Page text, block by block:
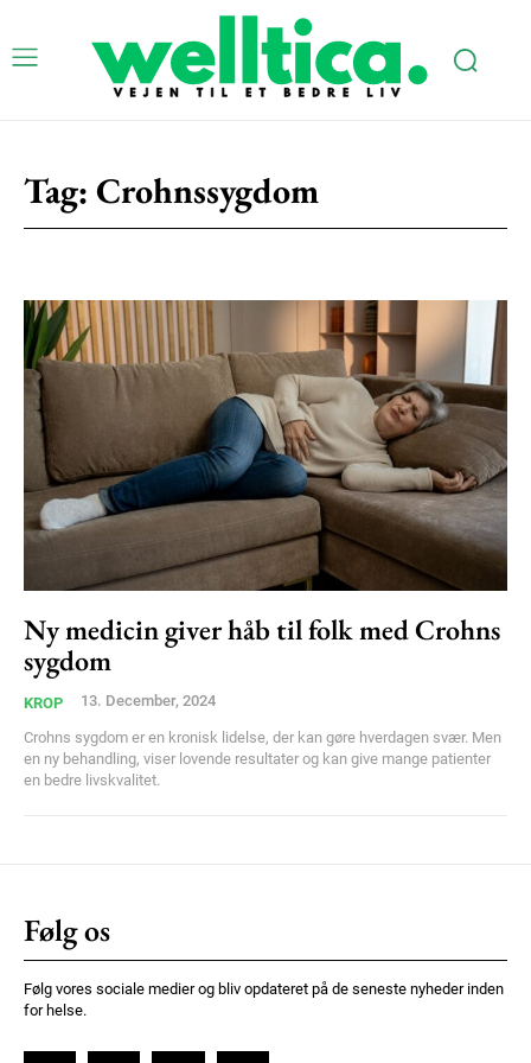
Subscription Plans
Free limited access
Gratis / forever
Etiam est nibh, lobortis sit
Ut mollis pellentesque tortor
Donec quis est ac felis
Orci varius natoque dolor
100DKK / year
Tag: Crohnssygdom
Ny medicin giver håb til folk med Crohns
sygdom
KROP 13. December, 2024
Crohns sygdom er en kronisk lidelse, der kan gøre hverdagen svær. Men
en ny behandling, viser lovende resultater og kan give mange patienter
en bedre livskvalitet.
Følg os
Følg vores sociale medier og bliv opdateret på de seneste nyheder inden
for helse.